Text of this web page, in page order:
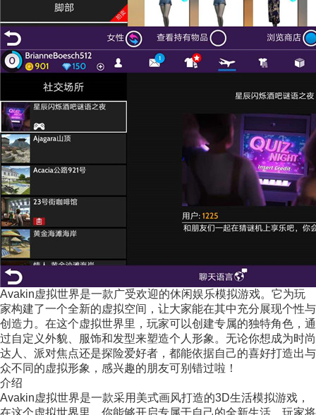
Avakin虚拟世界是一款广受欢迎的休闲娱乐模拟游戏。它为玩
家构建了一个全新的虚拟空间，让大家能在其中充分展现个性与
创造力。在这个虚拟世界里，玩家可以创建专属的独特角色，通
过自定义外貌、服饰和发型来塑造个人形象。无论你想成为时尚
达人、派对焦点还是探险爱好者，都能依据自己的喜好打造出与
众不同的虚拟形象，感兴趣的朋友可别错过啦！
介绍
Avakin虚拟世界是一款采用美式画风打造的3D生活模拟游戏，
在这个虚拟世界里，你能够开启专属于自己的全新生活。玩家将